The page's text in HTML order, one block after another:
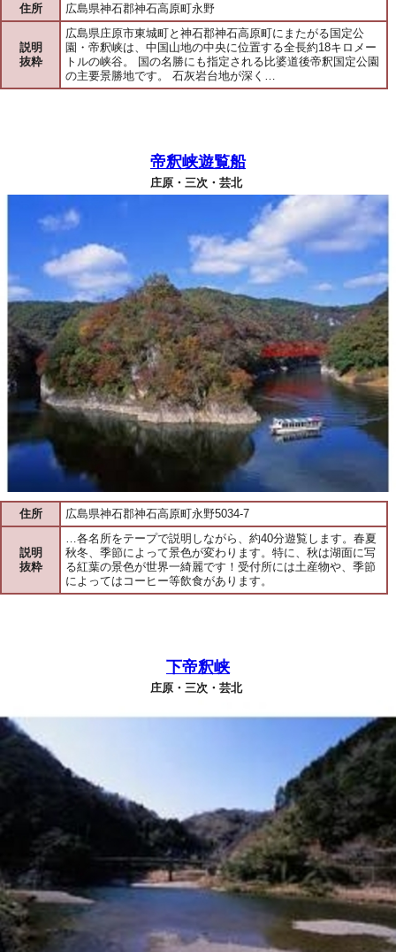
住所 広島県神石郡神石高原町永野
説明
抜粋
広島県庄原市東城町と神石郡神石高原町にまたがる国定公
園・帝釈峡は、中国山地の中央に位置する全長約18キロメー
トルの峡谷。 国の名勝にも指定される比婆道後帝釈国定公園
の主要景勝地です。 石灰岩台地が深く…
帝釈峡遊覧船
庄原・三次・芸北
住所 広島県神石郡神石高原町永野5034-7
説明
抜粋
…各名所をテープで説明しながら、約40分遊覧します。春夏
秋冬、季節によって景色が変わります。特に、秋は湖面に写
る紅葉の景色が世界一綺麗です！受付所には土産物や、季節
によってはコーヒー等飲食があります。
下帝釈峡
庄原・三次・芸北